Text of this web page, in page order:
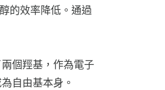
的效率降低。通過
個羥基，作為電子
自由基本身。